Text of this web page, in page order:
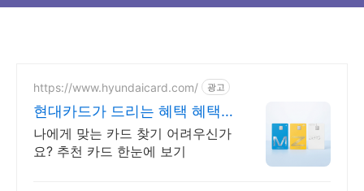
https://www.hyundaicard.com/ 광고
현대카드가 드리는 혜택 혜택
좋은 카드 추천
나에게 맞는 카드 찾기 어려우신가
요? 추천 카드 한눈에 보기